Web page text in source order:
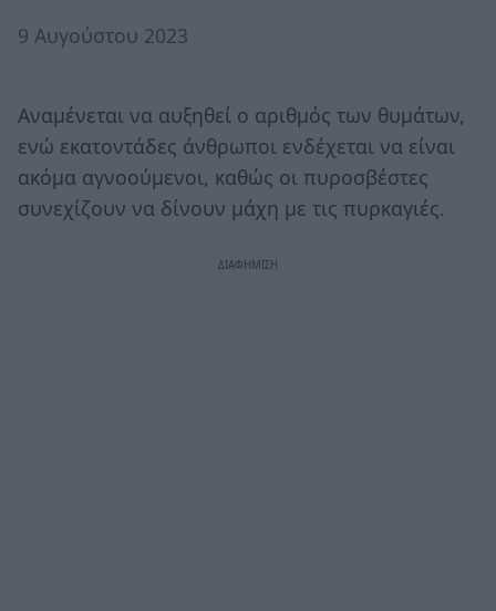
9 Αυγούστου 2023
Αναμένεται να αυξηθεί ο αριθμός των θυμάτων,
ενώ εκατοντάδες άνθρωποι ενδέχεται να είναι
ακόμα αγνοούμενοι, καθώς οι πυροσβέστες
συνεχίζουν να δίνουν μάχη με τις πυρκαγιές.